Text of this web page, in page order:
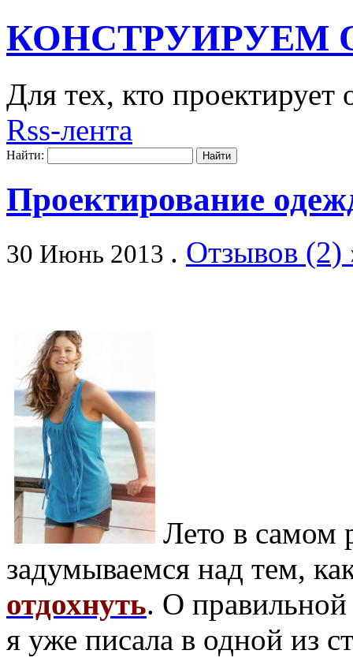
КОНСТРУИРУЕМ
Для тех, кто проектирует
Rss-лента
Найти:
Проектирование
30 Июнь 2013 . Отзывов (2)
Лето в самом
задумываемся над тем,
отдохнуть. О
я уже писала в одной из